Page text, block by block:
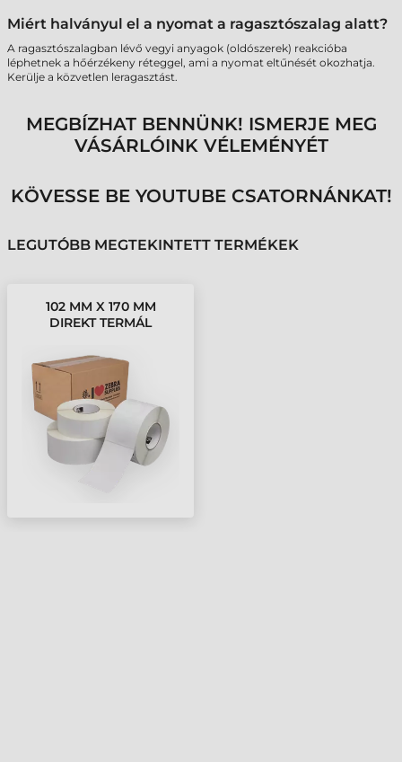
Miért halványul el a nyomat a ragasztószalag alatt?
A ragasztószalagban lévő vegyi anyagok (oldószerek) reakcióba
léphetnek a hőérzékeny réteggel, ami a nyomat eltűnését okozhatja.
Kerülje a közvetlen leragasztást.
MEGBÍZHAT BENNÜNK! ISMERJE MEG
VÁSÁRLÓINK VÉLEMÉNYÉT
KÖVESSE BE YOUTUBE CSATORNÁNKAT!
LEGUTÓBB MEGTEKINTETT TERMÉKEK
102 MM X 170 MM
DIREKT TERMÁL
CÍMKE FEHÉR ( 415
CÍMKE/TEKERCS )